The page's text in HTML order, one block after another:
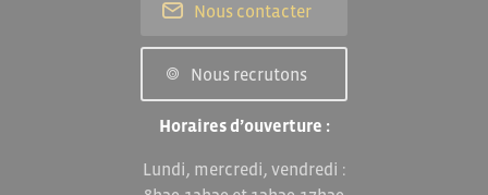
Nous contacter
Nous recrutons
Horaires d’ouverture :
Lundi, mercredi, vendredi :